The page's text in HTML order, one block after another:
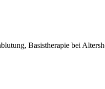
Basistherapie bei